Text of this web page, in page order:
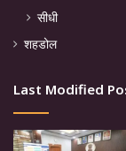
सीधी
शहडोल
Last Modified